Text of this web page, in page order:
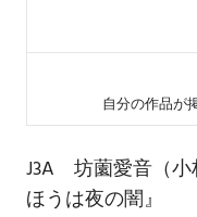
自分の作品が
J3A 坊薗愛音（小
ほうは夜の闇』